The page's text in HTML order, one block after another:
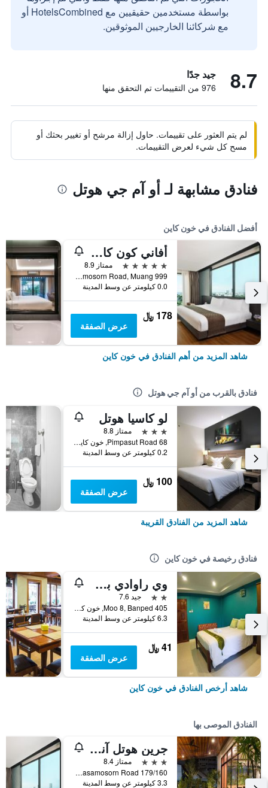
بواسطة مستخدمين حقيقيين مع HotelsCombined أو
مع شركائنا الخارجيين الموثوقين.
8.7 جيد جدًا
976 من التقييمات تم التحقق منها
لم يتم العثور على تقييمات. حاول إزالة مرشح أو تغيير بحثك أو
مسح كل شيء لعرض التقييمات.
فنادق مشابهة لـ أو آم جي هوتل
أفضل الفنادق في خون كاين
أفاني كون كاين هوتل آند كونفينشن سنتر
5 نجوم
ممتاز 8.9
999 Moo 4 Prachasamosorn Road, Muang, خون كاين, تايلاند
0.0 كيلومتر عن وسط المدينة
178 ﷼
عرض الصفقة
شاهد المزيد من أهم الفنادق في خون كاين
فنادق بالقرب من أو آم جي هوتل
لو كاسيا هوتل
3 نجوم
ممتاز 8.8
68 Pimpasut Road, خون كاين, تايلاند
0.2 كيلومتر عن وسط المدينة
100 ﷼
عرض الصفقة
شاهد المزيد من الفنادق القريبة
فنادق رخيصة في خون كاين
وي راوادي بلايس
2 نجمتين
جيد 7.6
405 Moo 8, Banped, خون كاين, تايلاند
6.3 كيلومتر عن وسط المدينة
41 ﷼
عرض الصفقة
شاهد أرخص الفنادق في خون كاين
الفنادق الموصى بها
جرين هوتل آند ريزورت كون كاين
3 نجوم
ممتاز 8.4
179/160 Prachasamosorn Road, خون كاين, تايلاند
3.3 كيلومتر عن وسط المدينة